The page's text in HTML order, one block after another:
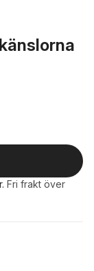
. Fri frakt över